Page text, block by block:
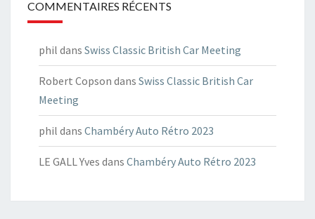
COMMENTAIRES RÉCENTS
phil dans Swiss Classic British Car Meeting
Robert Copson dans Swiss Classic British Car
Meeting
phil dans Chambéry Auto Rétro 2023
LE GALL Yves dans Chambéry Auto Rétro 2023